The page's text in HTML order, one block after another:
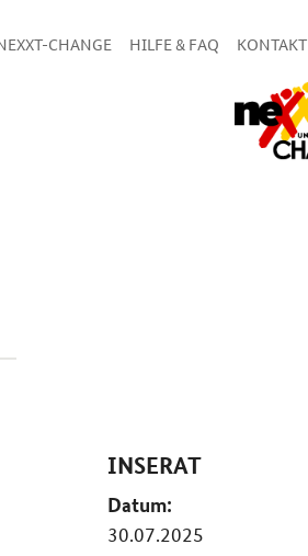
CHANGE HILFE & FAQ KONTAKT
INSERAT
Datum:
30.07.2025